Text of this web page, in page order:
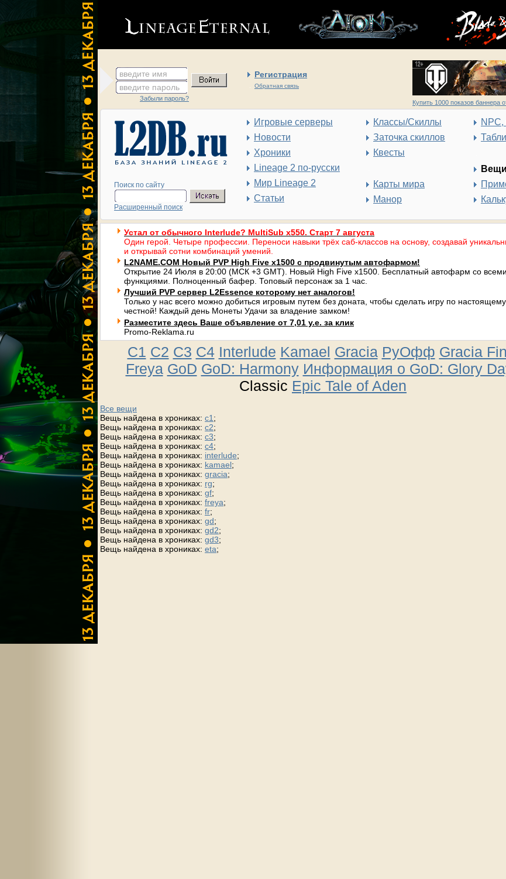
введите имя Регистрация
Обратная связь
введите пароль
Забыли пароль?
Купить 1000 показов баннера
Поиск по сайту
Расширенный поиск
Игровые серверы
Новости
Хроники
Lineage 2 по-русски
Мир Lineage 2
Статьи
Классы/Скиллы
Заточка скиллов
Квесты
Карты мира
Манор
Устал от обычного Interlude? MultiSub x550. Старт 7 августа
Один герой. Четыре профессии. Переноси навыки трёх саб-классов на основу, создавай
и открывай сотни комбинаций умений.
L2NAME.COM Новый PVP High Five x1500 с продвинутым автофармом!
Открытие 24 Июля в 20:00 (МСК +3 GMT). Новый High Five x1500. Бесплатный автофарм со всеми
функциями. Полноценный бафер. Топовый персонаж за 1 час.
Лучший PVP сервер L2Essence которому нет аналогов!
Только у нас всего можно добиться игровым путем без доната, чтобы сделать игру по настоящему
честной! Каждый день Монеты Удачи за владение замком!
Разместите здесь Ваше объявление от 7,01 у.е. за клик
Promo-Reklama.ru
C1 C2 C3 C4 Interlude Kamael Gracia РуОфф Gracia
Freya GoD GoD: Harmony Информация о GoD: Glory
Classic Epic Tale of Aden
Все вещи
Вещь найдена в хрониках: c1 ;
Вещь найдена в хрониках: c2;
Вещь найдена в хрониках: c3;
Вещь найдена в хрониках: c4;
Вещь найдена в хрониках: interlude;
Вещь найдена в хрониках: kamael;
Вещь найдена в хрониках: gracia;
Вещь найдена в хрониках: rg;
Вещь найдена в хрониках: gf;
Вещь найдена в хрониках: freya;
Вещь найдена в хрониках: fr;
Вещь найдена в хрониках: gd;
Вещь найдена в хрониках: gd2;
Вещь найдена в хрониках: gd3;
Вещь найдена в хрониках: eta;